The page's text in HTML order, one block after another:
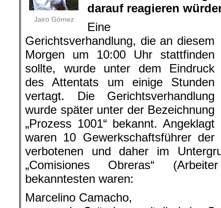
Jairo Gómez
darauf reagieren
Eine
Gerichtsverhandlung, die an diesem
Morgen um 10:00 Uhr stattfinden
sollte, wurde unter dem Eindruck
des Attentats um einige Stunden
vertagt. Die Gerichtsverhandlung
wurde später unter der Bezeichnung
„Prozess 1001“ bekannt. Angeklagt
waren 10 Gewerkschaftsführer der
verbotenen und daher im
„Comisiones Obreras“
bekanntesten waren:
Marcelino Camacho,